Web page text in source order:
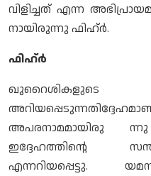
വിളിച്ചത് എന്ന
നായിരുന്നു ഫിഹ്ര്‍.
ഫിഹ്ര്‍
അപരനാമമായിരു
ഇദ്ദേഹത്തിന്റെ
എന്നറിയപ്പെട്ടു.